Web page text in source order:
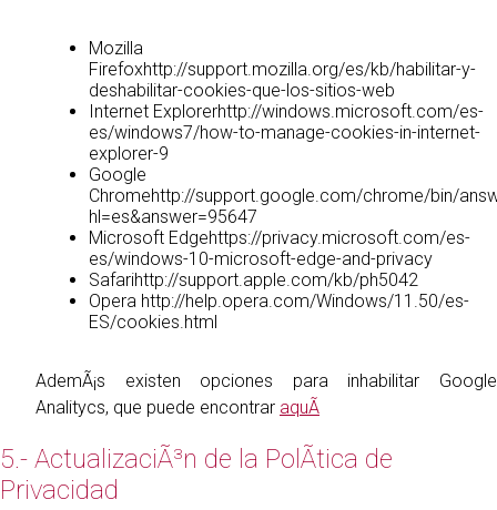
Mozilla
Firefoxhttp://support.mozilla.org/es/kb/habilitar-y-
deshabilitar-cookies-que-los-sitios-web
Internet Explorerhttp://windows.microsoft.com/es-
es/windows7/how-to-manage-cookies-in-internet-
explorer-9
Google
Chromehttp://support.google.com/chrome/bin/
hl=es&answer=95647
Microsoft Edgehttps://privacy.microsoft.com/es-
es/windows-10-microsoft-edge-and-privacy
Safarihttp://support.apple.com/kb/ph5042
Opera http://help.opera.com/Windows/11.50/es-
ES/cookies.html
AdemÃ¡s existen opciones para inhabilitar Google
Analitycs, que puede encontrar aquÃ­
5.- ActualizaciÃ³n de la PolÃ­tica de
Privacidad